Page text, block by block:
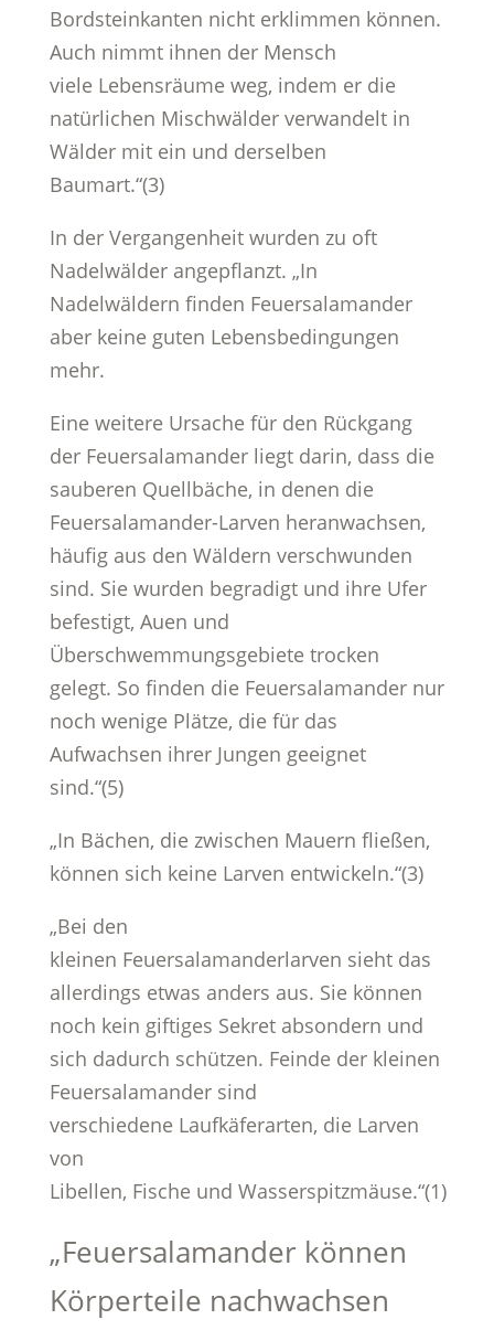
Bordsteinkanten nicht erklimmen können.
Auch nimmt ihnen der Mensch
viele Lebensräume weg, indem er die
natürlichen Mischwälder verwandelt in
Wälder mit ein und derselben
Baumart.“(3)
In der Vergangenheit wurden zu oft
Nadelwälder angepflanzt. „In
Nadelwäldern finden Feuersalamander
aber keine guten Lebensbedingungen
mehr.
Eine weitere Ursache für den Rückgang
der Feuersalamander liegt darin, dass die
sauberen Quellbäche, in denen die
Feuersalamander-Larven heranwachsen,
häufig aus den Wäldern verschwunden
sind. Sie wurden begradigt und ihre Ufer
befestigt, Auen und
Überschwemmungsgebiete trocken
gelegt. So finden die Feuersalamander nur
noch wenige Plätze, die für das
Aufwachsen ihrer Jungen geeignet
sind.“(5)
„In Bächen, die zwischen Mauern fließen,
können sich keine Larven entwickeln.“(3)
„Bei den
kleinen Feuersalamanderlarven sieht das
allerdings etwas anders aus. Sie können
noch kein giftiges Sekret absondern und
sich dadurch schützen. Feinde der kleinen
Feuersalamander sind
verschiedene Laufkäferarten, die Larven
von
Libellen, Fische und Wasserspitzmäuse.“(1)
„Feuersalamander können
Körperteile nachwachsen